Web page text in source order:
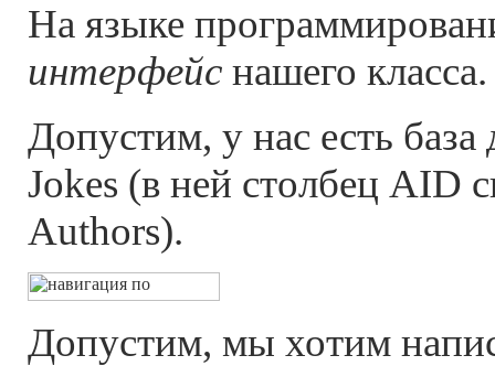
На языке
интерфейс нашего класса.
Допустим, у нас есть
Jokes (в ней столбец AID
Authors).
Допустим, мы хотим